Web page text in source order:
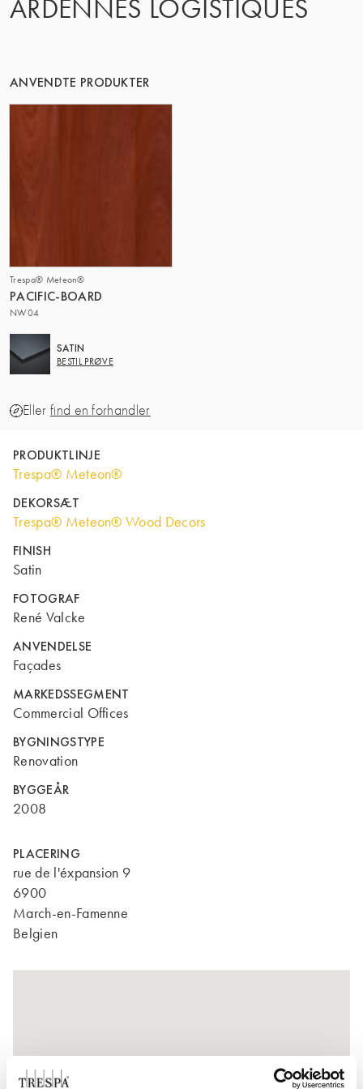
ARDENNES LOGISTIQUES
ANVENDTE PRODUKTER
Trespa® Meteon®
PACIFIC-BOARD
NW04
SATIN
BESTIL PRØVE
Eller find en forhandler
PRODUKTLINJE
Trespa® Meteon®
DEKORSÆT
Trespa® Meteon® Wood Decors
FINISH
Satin
FOTOGRAF
René Valcke
ANVENDELSE
Façades
MARKEDSSEGMENT
Commercial Offices
BYGNINGSTYPE
Renovation
BYGGEÅR
2008
PLACERING
rue de l'éxpansion 9
6900
March-en-Famenne
Belgien